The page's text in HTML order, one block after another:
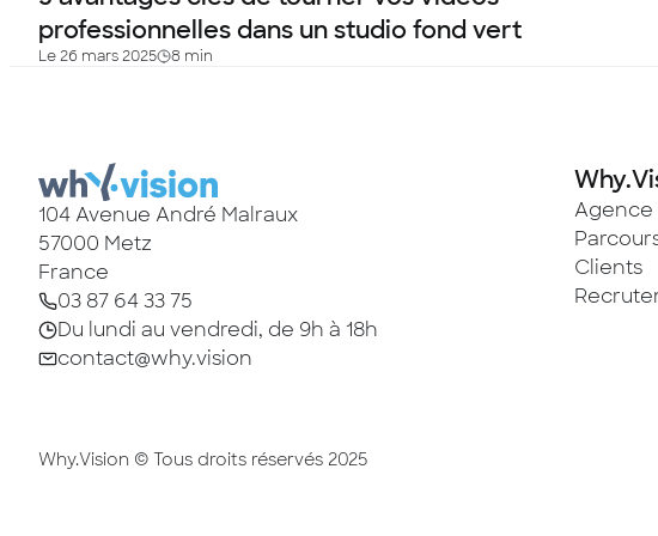
professionnelles dans un studio fond vert
Le 26 mars 2025 8 min
104 Avenue André Malraux
57000 Metz
France
03 87 64 33 75
Du lundi au vendredi, de 9h à 18h
contact@why.vision
Agence
Clients
Why.Vision © Tous droits réservés 2025